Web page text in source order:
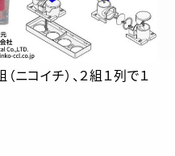
ニコイチ）、２組１列で１